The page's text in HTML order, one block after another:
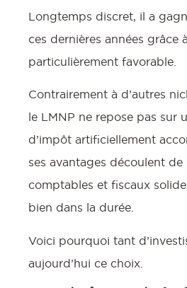
Longtemps discret, il a
ces dernières années grâce
particulièrement favorable.
Contrairement à d’autres
le LMNP ne repose pas sur
d’impôt artificiellement
ses avantages découlent de
comptables et fiscaux
bien dans la durée.
Voici pourquoi tant
aujourd’hui ce choix.